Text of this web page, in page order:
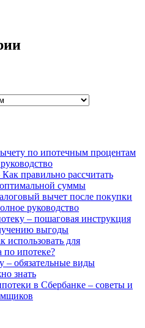
по ипотечным процентам
правильно рассчитать
суммы
вычет после покупки
руководство
– пошаговая инструкция
выгоды
использовать для
по ипотеке?
– обязательные виды
знать
в Сбербанке – советы и